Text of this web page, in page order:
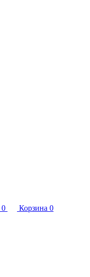
0 Корзина 0